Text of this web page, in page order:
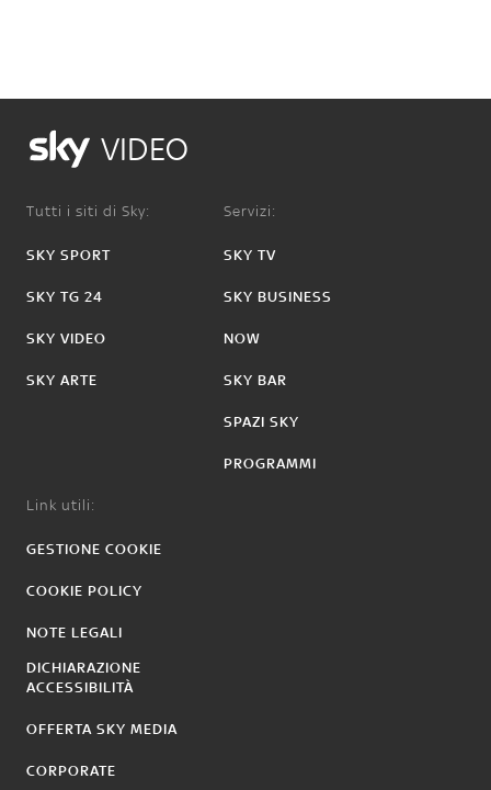
VIDEO
Tutti i siti di Sky:
SKY SPORT
SKY TG 24
SKY VIDEO
SKY ARTE
Servizi:
SKY TV
SKY BUSINESS
NOW
SKY BAR
SPAZI SKY
PROGRAMMI
Link utili:
GESTIONE COOKIE
COOKIE POLICY
NOTE LEGALI
DICHIARAZIONE
ACCESSIBILITÀ
OFFERTA SKY MEDIA
CORPORATE